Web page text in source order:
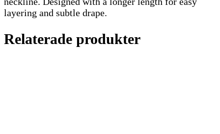
layering and subtle drape.
Relaterade produkter